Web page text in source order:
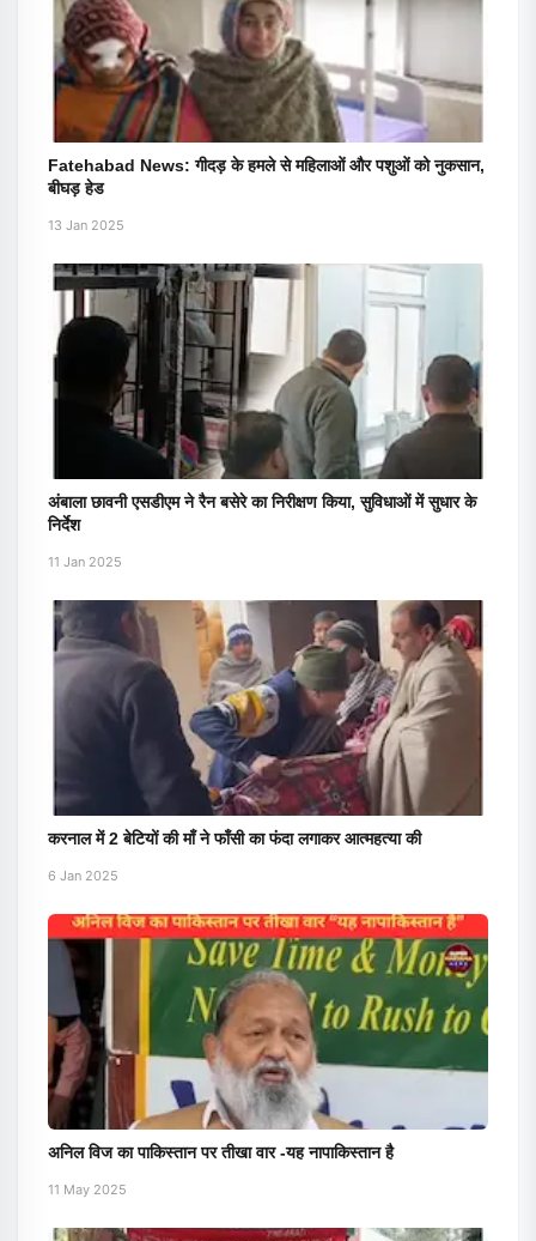
Fatehabad News: गीदड़ के हमले से महिलाओं और पशुओं को नुकसान,
बीघड़ हेड
13 Jan 2025
अंबाला छावनी एसडीएम ने रैन बसेरे का निरीक्षण किया, सुविधाओं में सुधार के
निर्देश
11 Jan 2025
करनाल में 2 बेटियों की माँ ने फाँसी का फंदा लगाकर आत्महत्या की
6 Jan 2025
अनिल विज का पाकिस्तान पर तीखा वार -यह नापाकिस्तान है
11 May 2025